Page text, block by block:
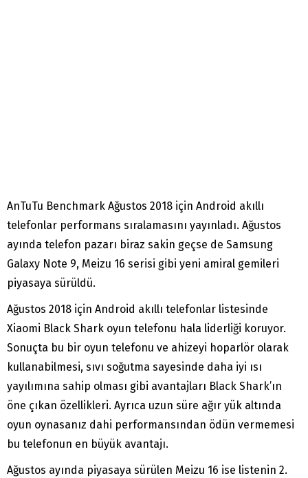
AnTuTu Benchmark Ağustos 2018 için Android akıllı
telefonlar performans sıralamasını yayınladı. Ağustos
ayında telefon pazarı biraz sakin geçse de Samsung
Galaxy Note 9, Meizu 16 serisi gibi yeni amiral gemileri
piyasaya sürüldü.
Ağustos 2018 için Android akıllı telefonlar listesinde
Xiaomi Black Shark oyun telefonu hala liderliği koruyor.
Sonuçta bu bir oyun telefonu ve ahizeyi hoparlör olarak
kullanabilmesi, sıvı soğutma sayesinde daha iyi ısı
yayılımına sahip olması gibi avantajları Black Shark’ın
öne çıkan özellikleri. Ayrıca uzun süre ağır yük altında
oyun oynasanız dahi performansından ödün vermemesi
bu telefonun en büyük avantajı.
Ağustos ayında piyasaya sürülen Meizu 16 ise listenin 2.